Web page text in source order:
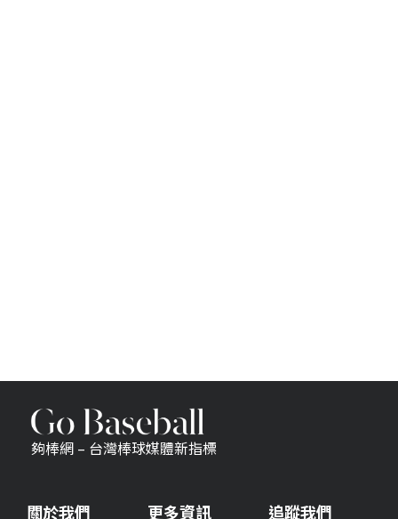
夠棒網 – 台灣棒球媒體新指標
關於我們 更多資訊 追蹤我們